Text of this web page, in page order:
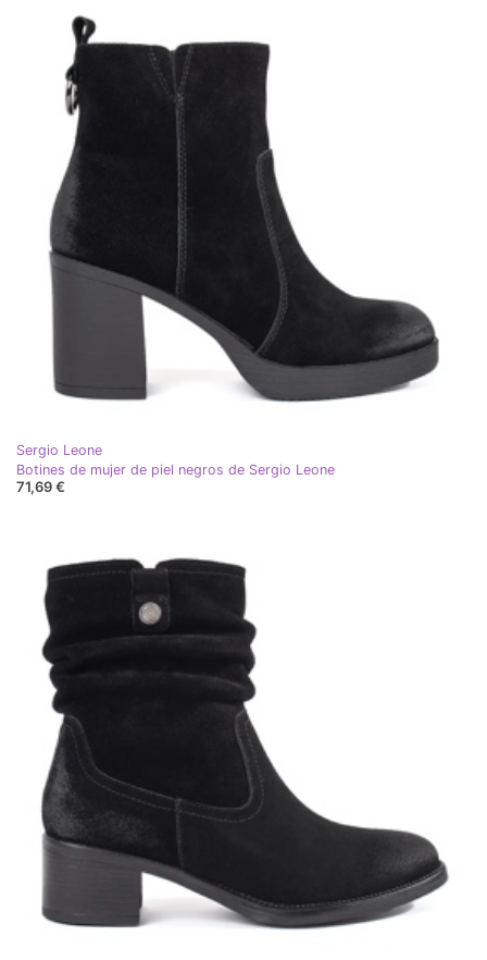
Sergio Leone
Botines de mujer de piel negros de Sergio Leone
71,69 €